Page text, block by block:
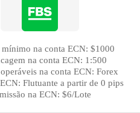
na conta ECN: $1000
na conta ECN: 1:500
na conta ECN: Forex
Flutuante a partir de 0 pips
na ECN: $6/Lote